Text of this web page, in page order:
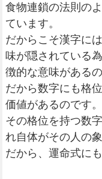
食物連鎖の法則の
ています。
だからこそ漢字に
味が隠されている
徴的な意味があるの
だから数字にも格
価値があるのです。
その格位を持つ数
れ自体がその人の
だから、運命式に